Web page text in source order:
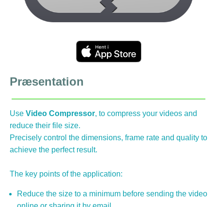
Præsentation
Use Video Compressor, to compress your videos and
reduce their file size.
Precisely control the dimensions, frame rate and quality to
achieve the perfect result.
The key points of the application:
Reduce the size to a minimum before sending the video